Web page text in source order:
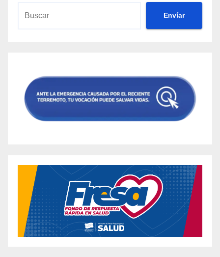
Envíar